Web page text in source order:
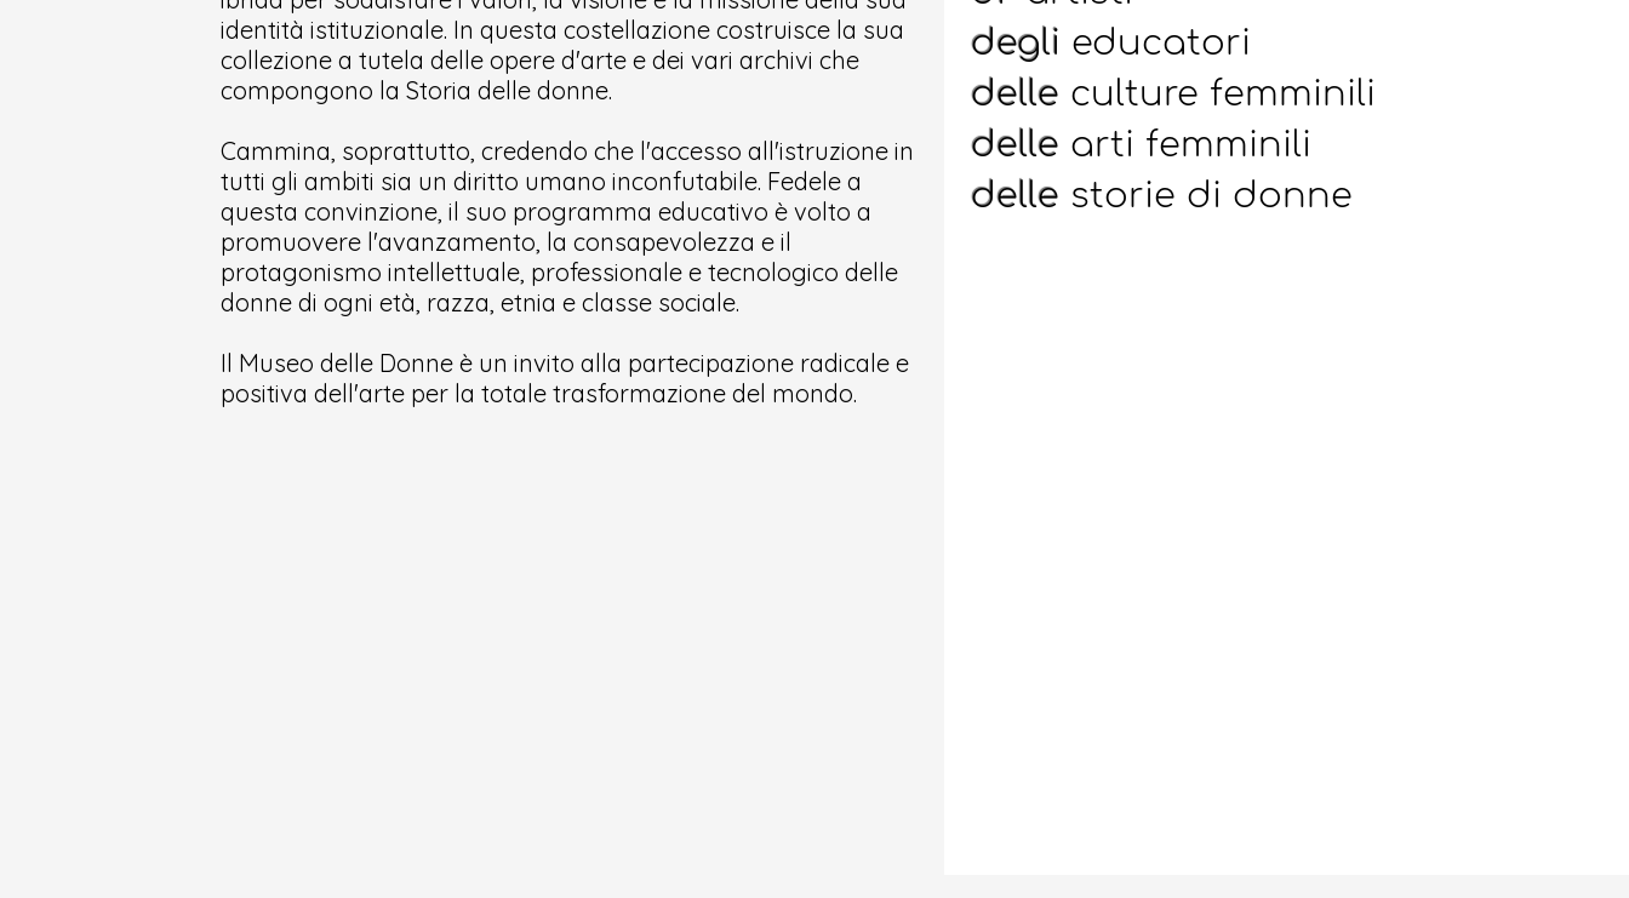
degli educatori
delle culture femminili
delle arti femminili
delle storie di donne
identità istituzionale. In questa costellazione costruisce la sua
collezione a tutela delle opere d'arte e dei vari archivi che
compongono la Storia delle donne.
Cammina, soprattutto, credendo che l'accesso all'istruzione in
tutti gli ambiti sia un diritto umano inconfutabile. Fedele a
questa convinzione, il suo programma educativo è volto a
promuovere l'avanzamento, la consapevolezza e il
protagonismo intellettuale, professionale e tecnologico delle
donne di ogni età, razza, etnia e classe sociale.
Il Museo delle Donne è un invito alla partecipazione radicale e
positiva dell'arte per la totale trasformazione del mondo.